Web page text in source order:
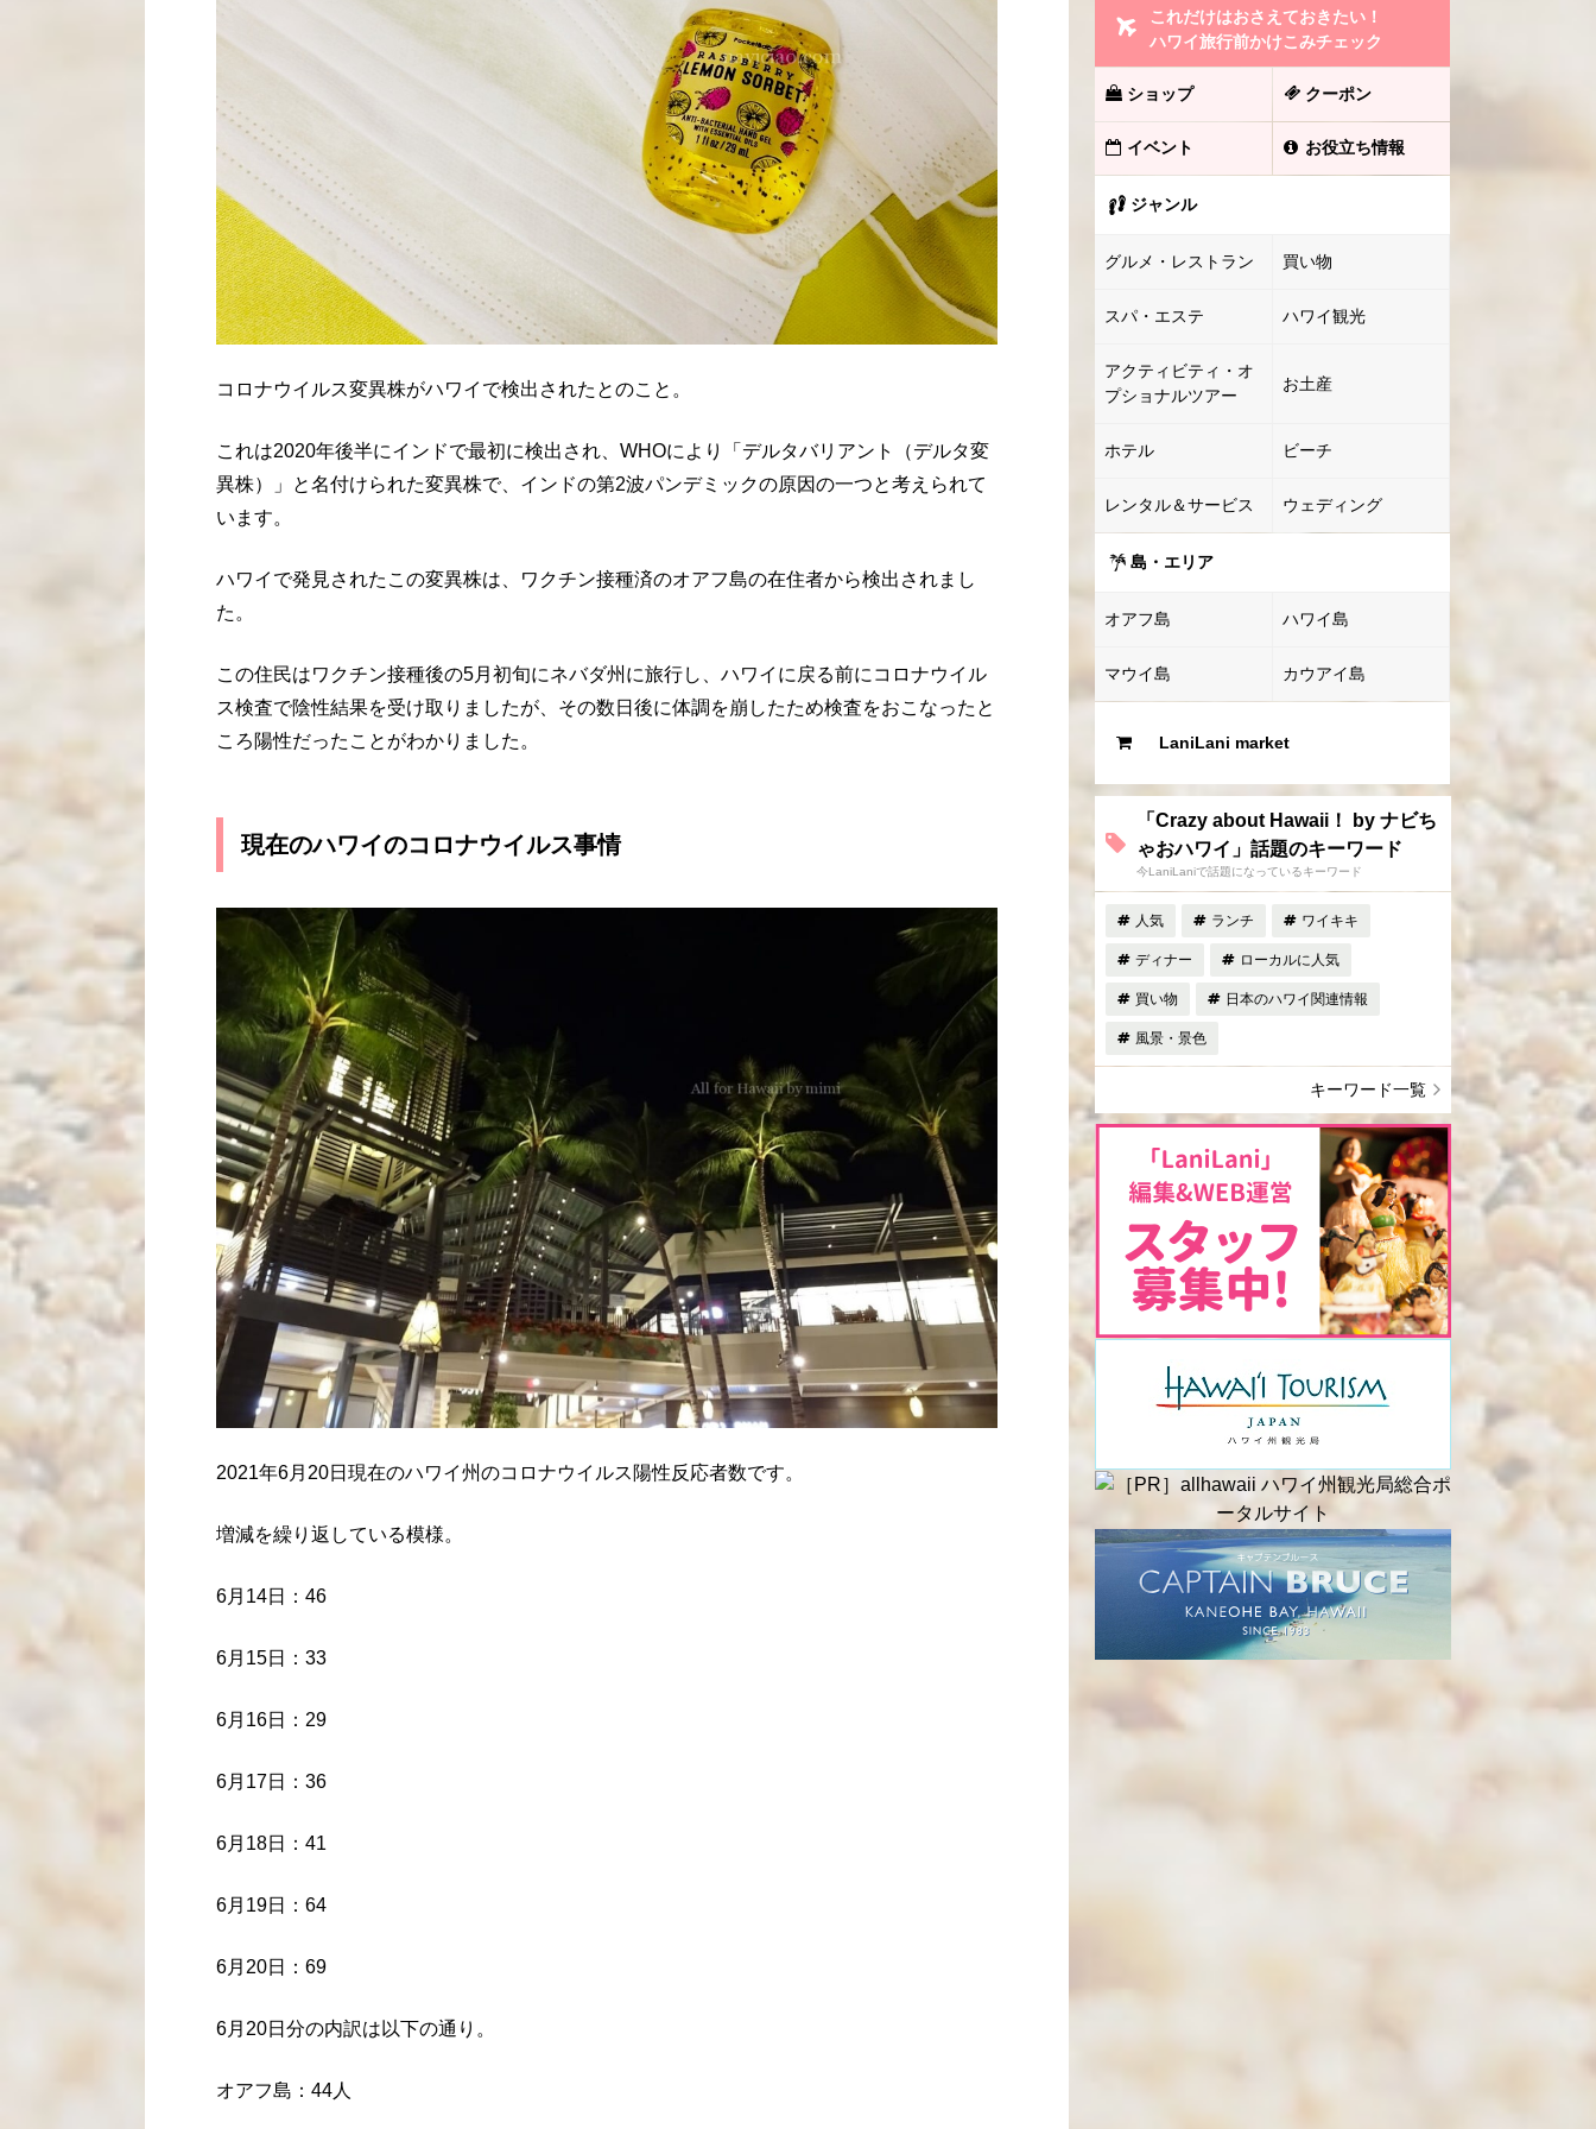
コロナウイルス変異株がハワイで検出されたとのこと。
これは2020年後半にインドで最初に検出され、WHOにより「デルタバリアント（デルタ変
異株）」と名付けられた変異株で、インドの第2波パンデミックの原因の一つと考えられて
います。
ハワイで発見されたこの変異株は、ワクチン接種済のオアフ島の在住者から検出されまし
た。
この住民はワクチン接種後の5月初旬にネバダ州に旅行し、ハワイに戻る前にコロナウイル
ス検査で陰性結果を受け取りましたが、その数日後に体調を崩したため検査をおこなったと
ころ陽性だったことがわかりました。
現在のハワイのコロナウイルス事情
2021年6月20日現在のハワイ州のコロナウイルス陽性反応者数です。
増減を繰り返している模様。
6月14日：46
6月15日：33
6月16日：29
6月17日：36
6月18日：41
6月19日：64
6月20日：69
6月20日分の内訳は以下の通り。
オアフ島：44人
これだけはおさえておきたい！
ハワイ旅行前かけこみチェック
ショップ クーポン
イベント お役立ち情報
ジャンル
グルメ・レストラン 買い物
スパ・エステ ハワイ観光
アクティビティ・オ
プショナルツアー
お土産
ホテル ビーチ
レンタル＆サービス ウェディング
島・エリア
オアフ島 ハワイ島
マウイ島 カウアイ島
LaniLani market
「Crazy about Hawaii！ by ナビち
ゃおハワイ」話題のキーワード
今LaniLaniで話題になっているキーワード
人気 ランチ ワイキキ
ディナー ローカルに人気
買い物 日本のハワイ関連情報
風景・景色
キーワード一覧